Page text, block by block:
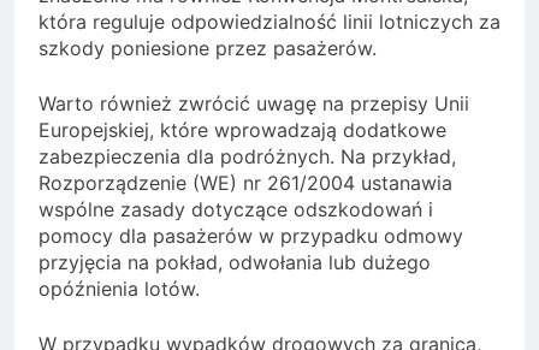
która reguluje odpowiedzialność linii lotniczych za
szkody poniesione przez pasażerów.
Warto również zwrócić uwagę na przepisy Unii
Europejskiej, które wprowadzają dodatkowe
zabezpieczenia dla podróżnych. Na przykład,
Rozporządzenie (WE) nr 261/2004 ustanawia
wspólne zasady dotyczące odszkodowań i
pomocy dla pasażerów w przypadku odmowy
przyjęcia na pokład, odwołania lub dużego
opóźnienia lotów.
W przypadku wypadków drogowych za granicą,